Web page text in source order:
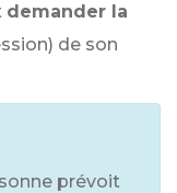
demander la
de son
prévoit